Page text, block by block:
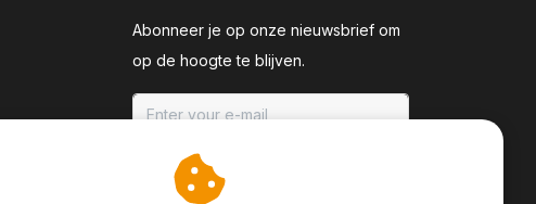
Abonneer je op onze nieuwsbrief om
op de hoogte te blijven.
ABONNEER